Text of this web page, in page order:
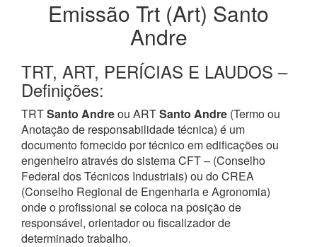
Emissão Trt (Art) Santo
Andre
TRT, ART, PERÍCIAS E LAUDOS –
Definições:
TRTSanto Andreou ARTSanto Andre (Termo ou
Anotação de responsabilidade técnica) é um
documento fornecido por técnico em edificações ou
engenheiro através do sistema CFT – (Conselho
Federal dos Técnicos Industriais) ou do CREA
(Conselho Regional de Engenharia e Agronomia)
onde o profissional se coloca na posição de
responsável, orientador ou fiscalizador de
determinado trabalho.